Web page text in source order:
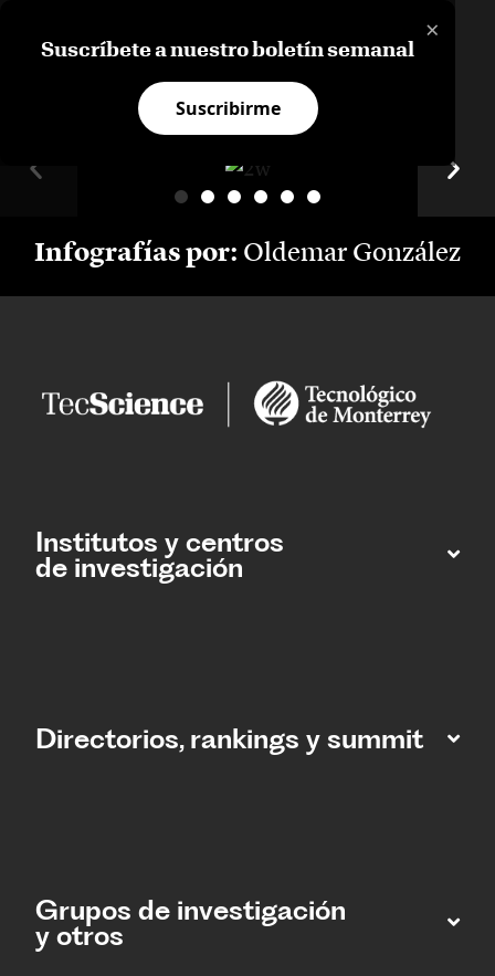
×
Suscríbete a nuestro boletín semanal
Suscribirme
ATRÁS
Infografías por: Oldemar González
Institutos y centros
de investigación
Directorios, rankings y summit
Grupos de investigación
y otros